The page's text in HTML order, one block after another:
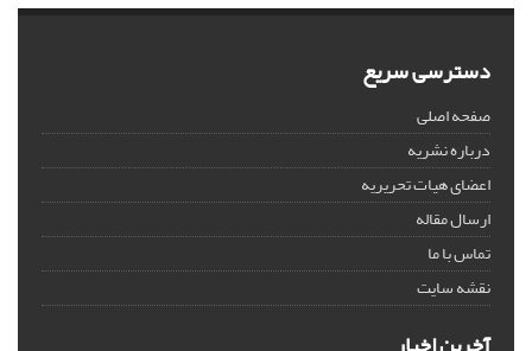
دسترسی سریع
صفحه اصلی
درباره نشریه
اعضای هیات تحریریه
ارسال مقاله
تماس با ما
نقشه سایت